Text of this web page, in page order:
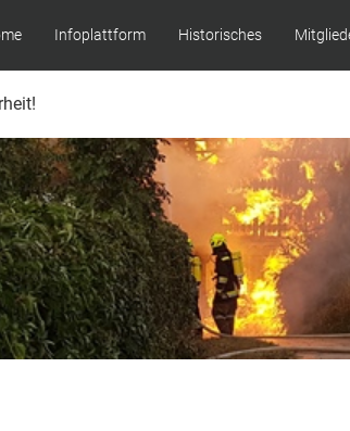
Infoplattform Historisches